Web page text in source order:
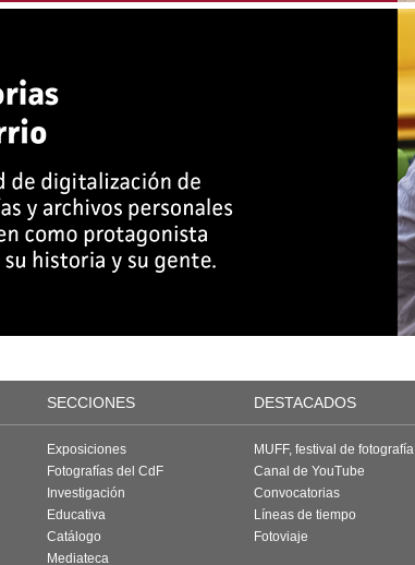
SECCIONES DESTACADOS
Exposiciones
Fotografías del CdF
Investigación
Educativa
Catálogo
Mediateca
MUFF, festival de fotografía
Canal de YouTube
Convocatorias
Líneas de tiempo
Fotoviaje